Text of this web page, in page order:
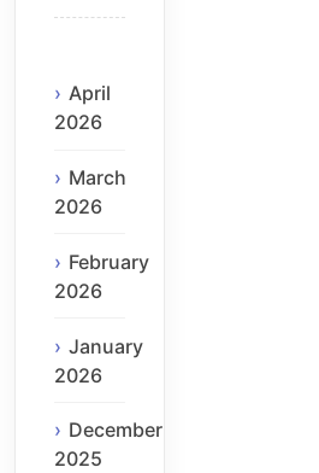
April
2026
March
2026
February
2026
January
2026
December
2025